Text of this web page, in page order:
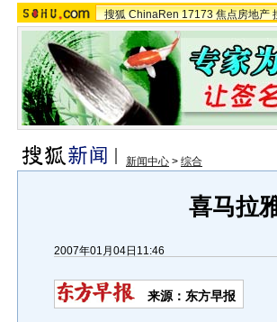
搜狐 ChinaRen 17173 焦点房地产
新闻中心 > 综合
喜马拉
2007年01月04日11:46
来源：东方早报